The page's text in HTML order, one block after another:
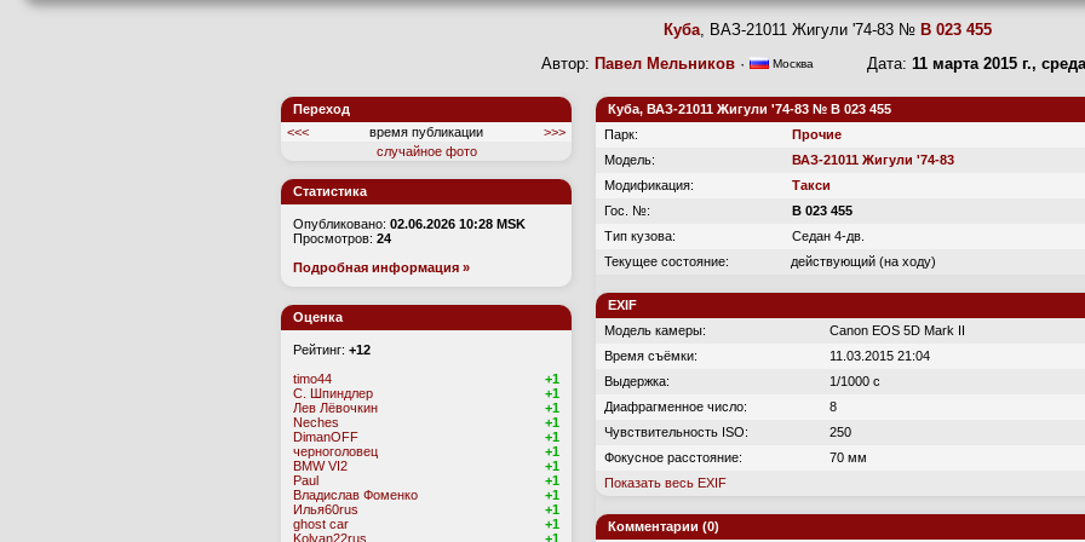
Куба, ВАЗ-21011 Жигули '74-83 № B 023 455
Автор: Павел Мельников · Москва Дата: 11 марта 2015 г., среда
Переход
<<<
время публикации
>>>
случайное фото
Статистика
Опубликовано: 02.06.2026 10:28 MSK
Просмотров: 24
Подробная информация »
Оценка
Рейтинг: +12
timo44
+1
С. Шпиндлер
+1
Лев Лёвочкин
+1
Neches
+1
DimanOFF
+1
черноголовец
+1
BMW VI2
+1
Paul
+1
Владислав Фоменко
+1
Илья60rus
+1
ghost car
+1
Kolyan22rus
+1
Куба, ВАЗ-21011 Жигули '74-83 № B 023 455
Парк:
Прочие
Модель:
ВАЗ-21011 Жигули '74-83
Модификация:
Такси
Гос. №:
B 023 455
Тип кузова:
Седан 4-дв.
Текущее состояние:
действующий (на ходу)
EXIF
Модель камеры:
Canon EOS 5D Mark II
Время съёмки:
11.03.2015 21:04
Выдержка:
1/1000 с
Диафрагменное число:
8
Чувствительность ISO:
250
Фокусное расстояние:
70 мм
Показать весь EXIF
Комментарии (0)